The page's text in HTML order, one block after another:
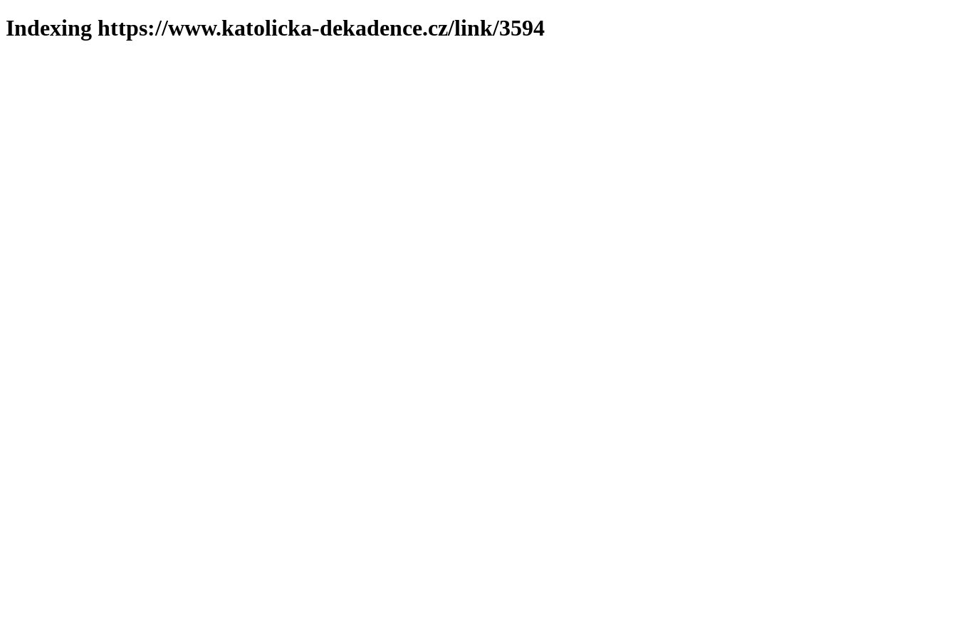
Indexing https://www.katolicka-dekadence.cz/link/3594